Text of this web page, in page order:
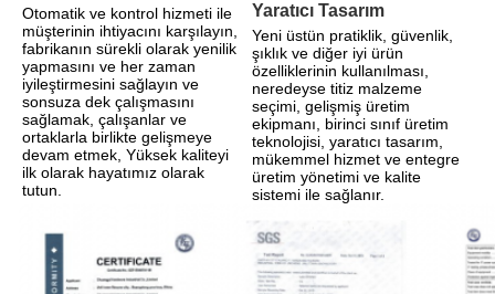
Otomatik ve kontrol hizmeti ile
müşterinin ihtiyacını karşılayın,
fabrikanın sürekli olarak yenilik
yapmasını ve her zaman
iyileştirmesini sağlayın ve
sonsuza dek çalışmasını
sağlamak, çalışanlar ve
ortaklarla birlikte gelişmeye
devam etmek, Yüksek kaliteyi
ilk olarak hayatımız olarak
tutun.
Yaratıcı Tasarım
Yeni üstün pratiklik, güvenlik,
şıklık ve diğer iyi ürün
özelliklerinin kullanılması,
neredeyse titiz malzeme
seçimi, gelişmiş üretim
ekipmanı, birinci sınıf üretim
teknolojisi, yaratıcı tasarım,
mükemmel hizmet ve entegre
üretim yönetimi ve kalite
sistemi ile sağlanır.